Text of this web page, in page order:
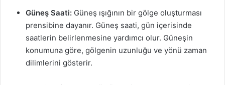
Güneş Saati: Güneş ışığının bir gölge oluşturması
prensibine dayanır. Güneş saati, gün içerisinde
saatlerin belirlenmesine yardımcı olur. Güneşin
konumuna göre, gölgenin uzunluğu ve yönü zaman
dilimlerini gösterir.